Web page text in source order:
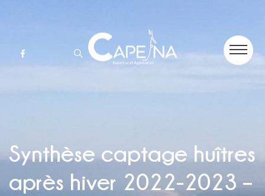
Synthèse captage huîtres
après hiver 2022-2023 –